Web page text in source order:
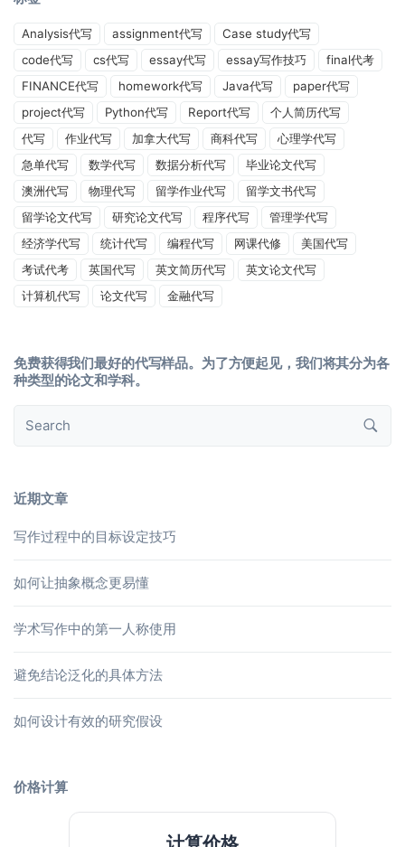
Analysis代写 assignment代写
Case study代写
code代写
cs代写 essay代写 essay写作技巧
final代考
FINANCE代写
homework代写 Java代写
paper代写
project代写
Python代写 Report代写
个人简历代写
代写
作业代写 加拿大代写 商科代写
心理学代写
急单代写
数学代写 数据分析代写
毕业论文代写
澳洲代写
物理代写 留学作业代写
留学文书代写
留学论文代写
研究论文代写 程序代写
管理学代写
经济学代写
统计代写 编程代写 网课代修
美国代写
考试代考
英国代写 英文简历代写
英文论文代写
计算机代写
论文代写 金融代写
免费获得我们最好的代写样品。为了方便起见，我们将其分为各
种类型的论文和学科。
近期文章
写作过程中的目标设定技巧
如何让抽象概念更易懂
学术写作中的第一人称使用
避免结论泛化的具体方法
如何设计有效的研究假设
价格计算